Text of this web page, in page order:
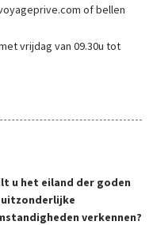
of bellen
vrijdag van 09.30u tot
u het eiland der goden
uitzonderlijke
verkennen?